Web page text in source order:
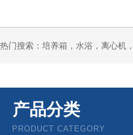
热门搜索：培养箱，水浴，离心机
产品分类
PRODUCT CATEGORY